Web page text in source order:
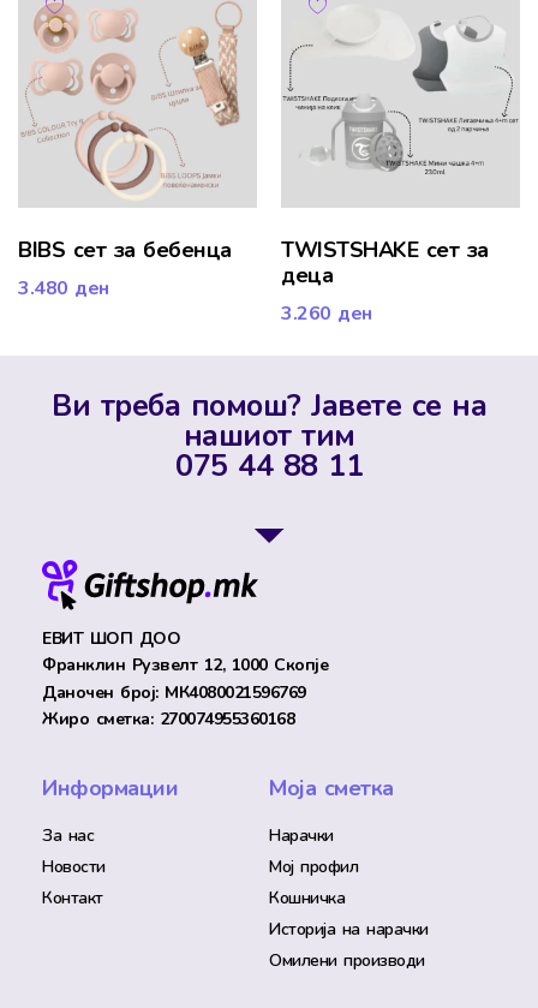
BIBS сет за бебенца
3.480 ден
TWISTSHAKE сет за
деца
3.260 ден
Ви треба помош? Јавете се на
нашиот тим
075 44 88 11
ЕВИТ ШОП ДОО
Франклин Рузвелт 12, 1000 Скопје
Даночен број: МК4080021596769
Жиро сметка: 270074955360168
Информации
За нас
Новости
Контакт
Моја сметка
Нарачки
Мој профил
Кошничка
Историја на нарачки
Омилени производи